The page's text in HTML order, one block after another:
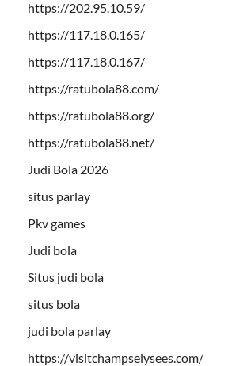
https://202.95.10.59/
https://117.18.0.165/
https://117.18.0.167/
https://ratubola88.com/
https://ratubola88.org/
https://ratubola88.net/
Judi Bola 2026
situs parlay
Pkv games
Judi bola
Situs judi bola
situs bola
judi bola parlay
https://visitchampselysees.com/